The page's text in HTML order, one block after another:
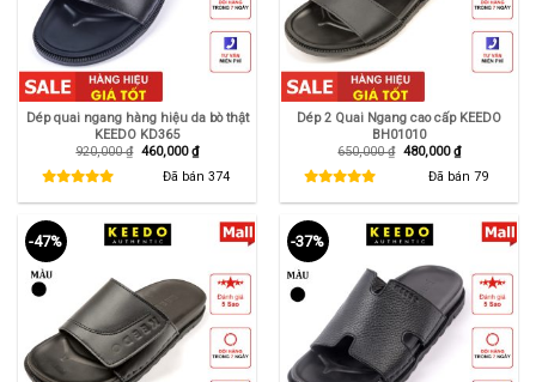
Dép quai ngang hàng hiệu da bò thật
KEEDO KD365
920,000₫ Giá
460,000₫Giá
hiện
tại
Đã bán 374
Dép 2 Quai Ngang cao cấp KEEDO
BH01010
650,000₫ Giá
480,000₫Giá
hiện
tại
Đã bán 79
-47% -37%